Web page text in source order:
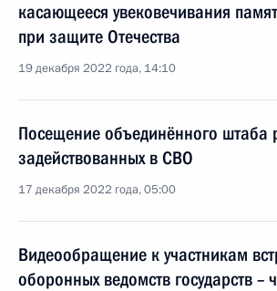
касающееся увековечивания
при защите Отечества
19 декабря 2022 года, 14:10
Посещение объединённого штаба
задействованных в СВО
17 декабря 2022 года, 05:00
Видеообращение к участникам
оборонных ведомств государств